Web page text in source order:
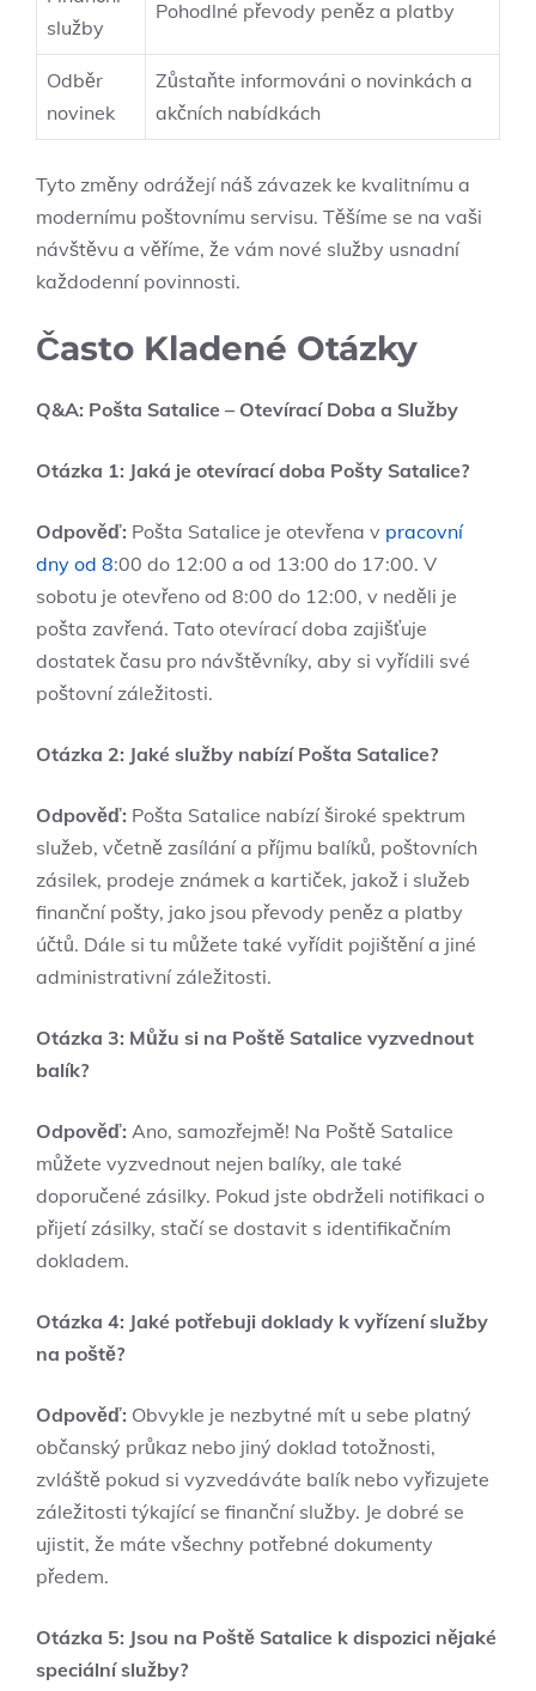
služby
Pohodlné převody peněz a platby
Odběr
novinek
Zůstaňte informováni o novinkách a
akčních nabídkách
Tyto změny odrážejí náš závazek ke kvalitnímu a
modernímu poštovnímu servisu. Těšíme se na vaši
návštěvu a věříme, že vám nové služby usnadní
každodenní povinnosti.
Často Kladené Otázky
Q&A: Pošta Satalice – Otevírací Doba a Služby
Otázka 1: Jaká je otevírací doba Pošty Satalice?
Odpověď: Pošta Satalice je otevřena v pracovní
dny od 8:00 do 12:00 a od 13:00 do 17:00. V
sobotu je otevřeno od 8:00 do 12:00, v neděli je
pošta zavřená. Tato otevírací doba zajišťuje
dostatek času pro návštěvníky, aby si vyřídili své
poštovní záležitosti.
Otázka 2: Jaké služby nabízí Pošta Satalice?
Odpověď: Pošta Satalice nabízí široké spektrum
služeb, včetně zasílání a příjmu balíků, poštovních
zásilek, prodeje známek a kartiček, jakož i služeb
finanční pošty, jako jsou převody peněz a platby
účtů. Dále si tu můžete také vyřídit pojištění a jiné
administrativní záležitosti.
Otázka 3: Můžu si na Poště Satalice vyzvednout
balík?
Odpověď: Ano, samozřejmě! Na Poště Satalice
můžete vyzvednout nejen balíky, ale také
doporučené zásilky. Pokud jste obdrželi notifikaci o
přijetí zásilky, stačí se dostavit s identifikačním
dokladem.
Otázka 4: Jaké potřebuji doklady k vyřízení služby
na poště?
Odpověď: Obvykle je nezbytné mít u sebe platný
občanský průkaz nebo jiný doklad totožnosti,
zvláště pokud si vyzvedáváte balík nebo vyřizujete
záležitosti týkající se finanční služby. Je dobré se
ujistit, že máte všechny potřebné dokumenty
předem.
Otázka 5: Jsou na Poště Satalice k dispozici nějaké
speciální služby?